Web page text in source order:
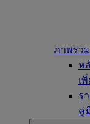
ภาพรว
ห
เ
ร
คู่